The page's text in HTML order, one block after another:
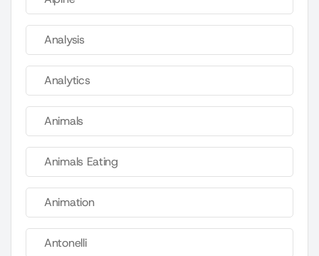
Analysis
Analytics
Animals
Animals Eating
Animation
Antonelli